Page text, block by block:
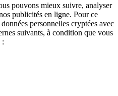
pouvons mieux suivre, analyser
publicités en ligne. Pour ce
personnelles cryptées avec
suivants, à condition que vous
: